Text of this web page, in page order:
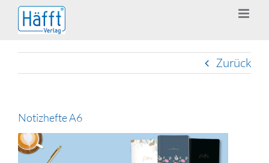
Zum
Inhalt
springen
Zurück
Notizhefte A6